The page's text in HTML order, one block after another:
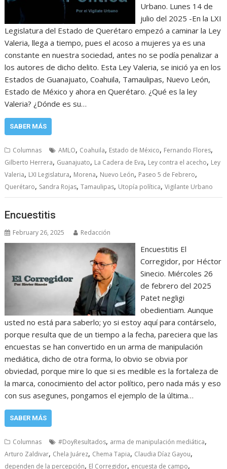
Urbano. Lunes 14 de
julio del 2025 -En la LXI
Legislatura del Estado de Querétaro empezó a caminar la Ley
Valeria, llega a tiempo, pues el acoso a mujeres ya es una
constante en nuestra sociedad, antes no se podía penalizar a
los autores de dicho delito. Esta Ley Valeria, se inició ya en los
Estados de Guanajuato, Coahuila, Tamaulipas, Nuevo León,
Estado de México y ahora en Querétaro. ¿Qué es la ley
Valeria? ¿Dónde es su…
SABER MÁS
Columnas AMLO, Coahuila, Estado de México, Fernando Flores,
Gilberto Herrera, Guanajuato, La Cadera de Eva, Ley contra el acecho, Ley
Valeria, LXI Legislatura, Morena, Nuevo León, Paseo 5 de Febrero,
Querétaro, Sandra Rojas,Tamaulipas, Utopía política,Vigilante Urbano
Encuestitis
February 26, 2025 Redacción
Encuestitis El
Corregidor, por Héctor
Sinecio. Miércoles 26
de febrero del 2025
Patet negligi
obedientiam. Aunque
usted no está para saberlo; yo si estoy aquí para contárselo,
porque resulta que de un tiempo a la fecha, pareciera que las
encuestas se han convertido en un arma de manipulación
mediática, dicho de otra forma, lo obvio se obvia por
obviedad, porque mire lo que si es medible es la fortaleza de
la marca, conocimiento del actor político, pero nada más y eso
con sus asegunes, pongamos el ejemplo de la última…
SABER MÁS
Columnas #DoyResultados, arma de manipulación mediática,
Arturo Zaldivar, Chela Juárez, Chema Tapia, Claudia Díaz Gayou,
dependen de la percepción, El Corregidor, encuesta de campo,